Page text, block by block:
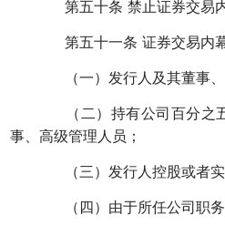
第五十条 禁止证券交易内
第五十一条 证券交易内
（一）发行人及其董事、
（二）持有公司百分之五
事、高级管理人员；
（三）发行人控股或者实
（四）由于所任公司职务